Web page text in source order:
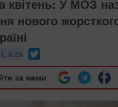
квітень: У МОЗ
нового
8:26
за нами